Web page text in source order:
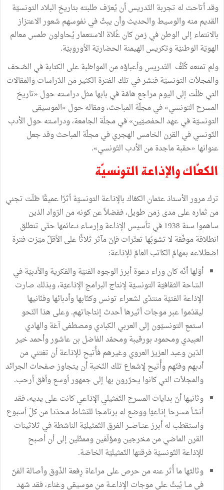
وقد أتاحت له تجربة التّدريس أن يُعرّف طلبته بتاريخ البلاد التونسيّة
القديم منه والوسيط والحديث وأن يبثّ في نفوسهم شعور الاعتزاز
بالانتماء إلى الوطن في زمن كان غُلاة الاستعمار يُحاولون طمس معالم
الهويّة الوطنيّة وتكريس الهيمنة الحضاريّة الأوروبيّة.
ولم تمنعه كُلَفُ التّدريس وأعباؤه من المواظبة على الكتابة في الصّحف
والمجلاّت التونسيّة فنشر في تلك الفترة الكثير من الدّراسات والمقالات
التي ظلّت إلى اليوم مراجع هامّة في بابها مثل دراسته حول «تاريخ
المسرح التونسي» في مجلّة المباحث، ومقاله حول «الموسيقى
التونسيّة في عهد الحفصيّين» في مجلّة الجامعة، ودراسته حول الأدب
التّونسي في القرن الخامس الهجري في مجلّة المباحث وقد جعل
عنوانها «حقبة ماجدة من الأدب التّونسي».
الكعّاك والإذاعة التونسيّة
ترك مرور الأستاذ عثمان الكعّاك بالإذاعة التونسيّة أثرًا عميقًا ظلّت تجني
من ثماره على مدى زمن طويل، ففضلاً عن كونه من الرّواد الذين
ساهموا سنة 1938 في تأسيس الإذاعة وإرساء دعائمها حتّى تنطلق
انطلاقة موفّقة لا تشوبُها تعثّرات فإنّ مآثر ثلاثًا على الأقلّ ميّزت فترة
اضطلاعه بمهامّ الكاتب العامّ للإذاعة:
أوّلها أنّه كان وراء دعوة أبرز الوجوه الفنيّة والفكرية والأدبيّة في
السّاحة الثقافيّة التونسيّة لإنتاج البرامج الإذاعيّة، وبذلك صارت
الإذاعة الفتيّة منتدًى لشعراء تونس وكتّابها وأدبائها وفنّانيها
ليقدّموا عبر موجات أثيرها أحدث إنتاجاتهم. وعلى هذا النّحو
استمع التونسيّون إلى العربي الكبادي ومصطفى آغة والهادي
العبيدي ومحمود بورقيبة ومحمّد الفاضل بن عاشور وأحمد خير
الدّين وعبد العزيز العروي وغيرهم فأُتيح للإذاعة أن تغتني من
أدبهم وفنّهم وأُتيح لإشعاع تلك النّخبة أن يتجاوز صفحات الجرائد
والمجلاّت التي كانوا يحرّرون بها إلى جمهور أوسع وأفق أرحب.
وثانيها أنّ بدايات المسرح التّمثيلي الإذاعي كانت على يديه، فقد
أنشأ مسرحا إذاعيّا ووضع له برنامجا للنّشاط محدّدا من كلّ أسبوع
واستقطب له أبرز عنــاصــر الفرق التّمثيليّة الناشطة في ثلاثينات
القرن الماضي من مخرجين ومؤلّفين وممثّلين إلى أن أصبح
للإذاعة التّونسيّة فرقتها التّمثيليّة الخاصّة.
وثالثها ما أُثر عنه من حرص على مراعاة رِفعة الذّوق وأصالة الفنّ
في مــا يُبثّ على موجات الإذاعــة من موسيقى وغناء، فقد شهد